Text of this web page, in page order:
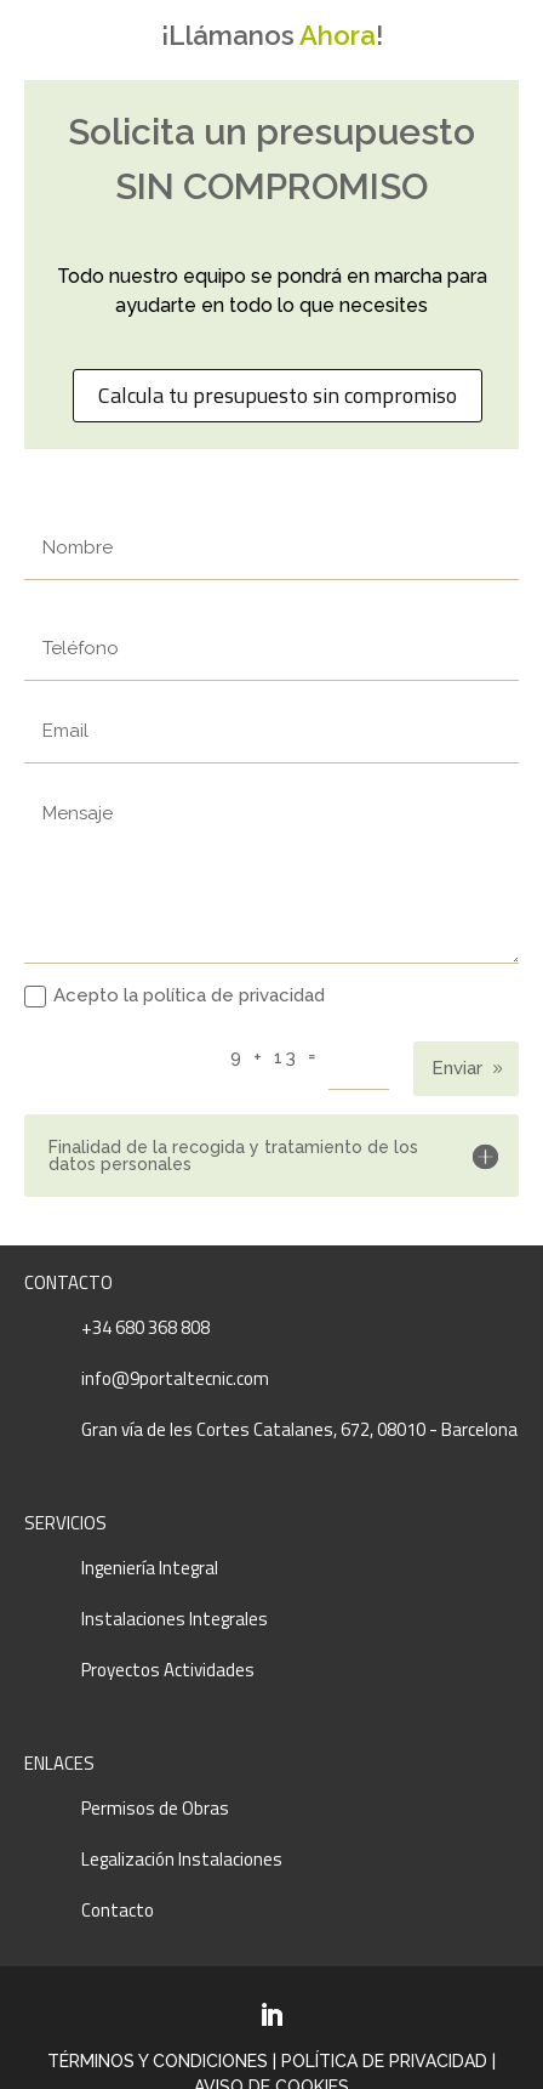
¡LlámanosAhora!
Solicita un presupuesto
SIN COMPROMISO
Todo nuestro equipo se pondrá en marcha para
ayudarte en todo lo que necesites
Calcula tu presupuesto sin compromiso
Acepto la política de privacidad
9 + 13 =
Enviar
Finalidad de la recogida y tratamiento de los
datos personales
CONTACTO
+34 680 368 808
info@9portaltecnic.com
Gran vía de les Cortes Catalanes, 672, 08010 - Barcelona
SERVICIOS
Ingeniería Integral
Instalaciones Integrales
Proyectos Actividades
ENLACES
Permisos de Obras
Legalización Instalaciones
Contacto
TÉRMINOS Y CONDICIONES POLÍTICA DE PRIVACIDAD